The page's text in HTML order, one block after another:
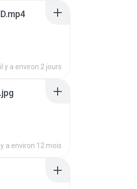
il y a environ 2 jours
y a environ 12 mois